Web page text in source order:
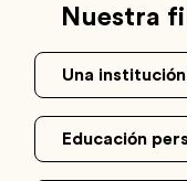
Nuestra
Una
Educación